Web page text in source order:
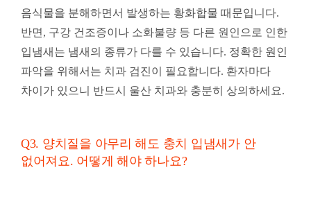
음식물을 분해하면서 발생하는 황화합물 때문입니다.
반면, 구강 건조증이나 소화불량 등 다른 원인으로 인한
입냄새는 냄새의 종류가 다를 수 있습니다. 정확한 원인
파악을 위해서는 치과 검진이 필요합니다. 환자마다
차이가 있으니 반드시 울산 치과와 충분히 상의하세요.
Q3. 양치질을 아무리 해도 충치 입냄새가 안
없어져요. 어떻게 해야 하나요?